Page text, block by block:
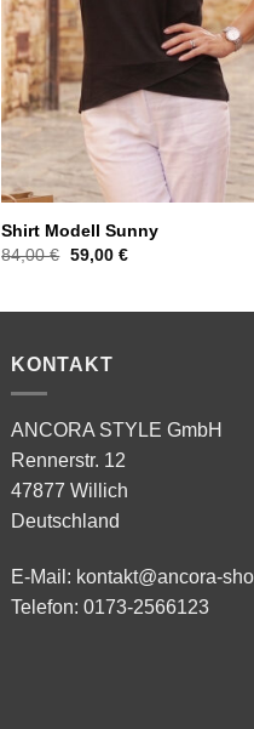
Shirt Modell Sunny
84,00€ Ursprünglicher
59,00 €Aktueller
KONTAKT
ANCORA STYLE GmbH
Rennerstr. 12
47877 Willich
Deutschland
E-Mail: kontakt@ancora-
Telefon: 0173-2566123